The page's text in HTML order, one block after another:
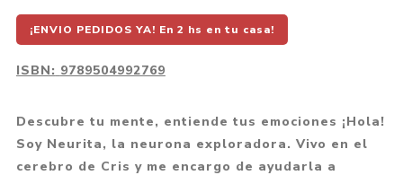
¡ENVIO PEDIDOS YA! En 2 hs en tu casa!
ISBN: 9789504992769
Descubre tu mente, entiende tus emociones ¡Hola!
Soy Neurita, la neurona exploradora. Vivo en el
cerebro de Cris y me encargo de ayudarla a